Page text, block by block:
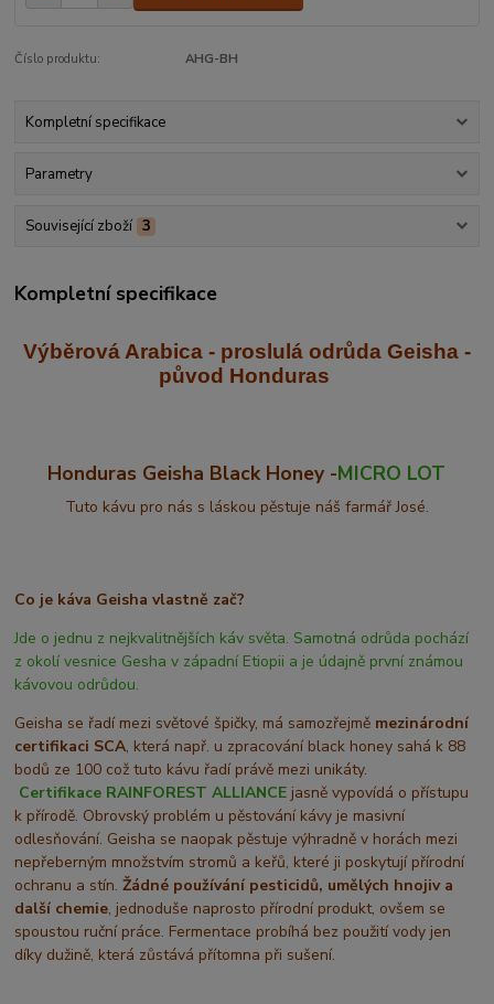
Číslo produktu: AHG-BH
Kompletní specifikace
Parametry
Související zboží 3
Kompletní specifikace
Výběrová Arabica - proslulá odrůda Geisha-
původ Honduras
Honduras Geisha Black Honey -MICRO LOT
Tuto kávu pro nás s láskou pěstuje náš farmář José.
Co je káva Geisha vlastně zač?
Jde o jednu z nejkvalitnějších káv světa. Samotná odrůda pochází
z okolí vesnice Gesha v západní Etiopii a je údajně první známou
kávovou odrůdou.
Geisha se řadí mezi světové špičky, má samozřejmě mezinárodní
certifikaci SCA, která např. u zpracování black honey sahá k 88
bodů ze 100 což tuto kávu řadí právě mezi unikáty.
Certifikace RAINFOREST ALLIANCE jasně vypovídá o přístupu
k přírodě. Obrovský problém u pěstování kávy je masivní
odlesňování. Geisha se naopak pěstuje výhradně v horách mezi
nepřeberným množstvím stromů a keřů, které ji poskytují přírodní
ochranu a stín.Žádné používání pesticidů, umělých hnojiv a
další chemie, jednoduše naprosto přírodní produkt, ovšem se
spoustou ruční práce. Fermentace probíhá bez použití vody jen
díky dužině, která zůstává přítomna při sušení.